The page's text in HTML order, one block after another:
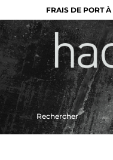
FRAIS DE PORT
sur
le